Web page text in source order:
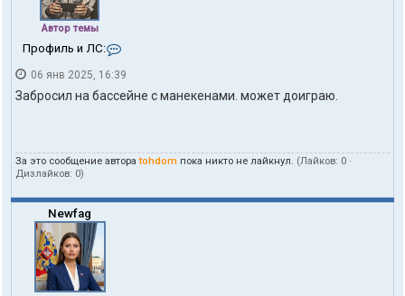
Автор темы
Профиль и ЛС:
н
т
п
ь
06 янв 2025, 16:39
Забросил на бассейне с манекенами. может доиграю.
За это сообщение автораtohdom пока никто не лайкнул. (Лайков: 0 ·
Дизлайков: 0)
Newfag